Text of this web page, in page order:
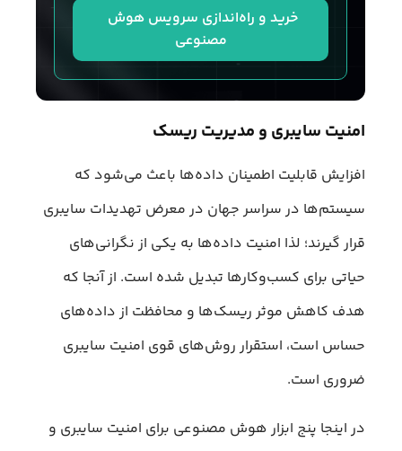
خرید و راه‌اندازی سرویس هوش
مصنوعی
امنیت سایبری و مدیریت ریسک
افزایش قابلیت اطمینان داده‌ها باعث می‌شود که
سیستم‌ها در سراسر جهان در معرض تهدیدات سایبری
قرار گیرند؛ لذا امنیت داده‌ها به یکی از نگرانی‌های
حیاتی برای کسب‌وکارها تبدیل شده است. از آنجا که
هدف کاهش موثر ریسک‌ها و محافظت از داده‌های
حساس است، استقرار روش‌‌های قوی امنیت سایبری
ضروری است.
در اینجا پنج ابزار هوش مصنوعی برای امنیت سایبری و